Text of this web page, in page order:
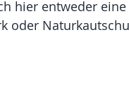
hier entweder eine
oder